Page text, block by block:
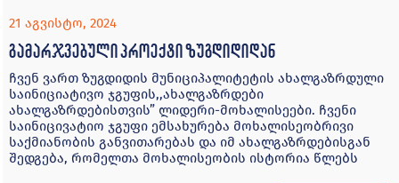
21 აგვისტო, 2024
გამარჯვებული პროექტი ზუგდიდიდან
ჩვენ ვართ ზუგდიდის მუნიციპალიტეტის ახალგაზრდული
საინიციატივო ჯგუფის,,ახალგაზრდები
ახალგაზრდებისთვის” ლიდერი-მოხალისეები. ჩვენი
საინიცივატიო ჯგუფი ემსახურება მოხალისეობრივი
საქმიანობის განვითარებას და იმ ახალგაზრდებისგან
შედგება, რომელთა მოხალისეობის ისტორია წლებს